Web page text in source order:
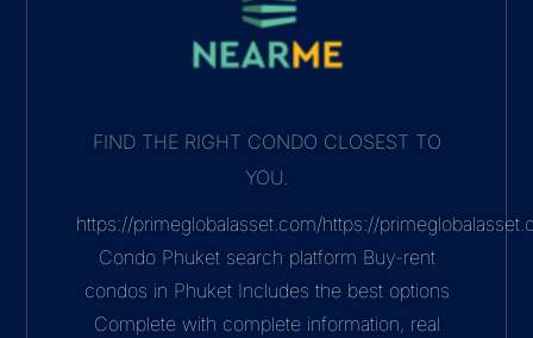
FIND THE RIGHT CONDO CLOSEST TO
YOU.
https://primeglobalasset.com/https://
Condo Phuket search platform Buy-rent
condos in Phuket Includes the best options
Complete with complete information, real